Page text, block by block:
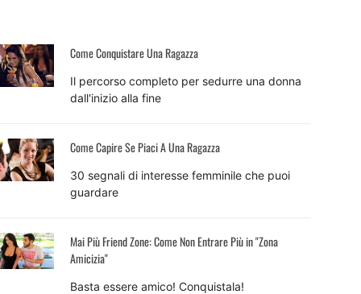
Come Conquistare Una Ragazza
Il percorso completo per sedurre una donna
dall'inizio alla fine
Come Capire Se Piaci A Una Ragazza
30 segnali di interesse femminile che puoi
guardare
Mai Più Friend Zone: Come Non Entrare Più in "Zona
Amicizia"
Basta essere amico! Conquistala!